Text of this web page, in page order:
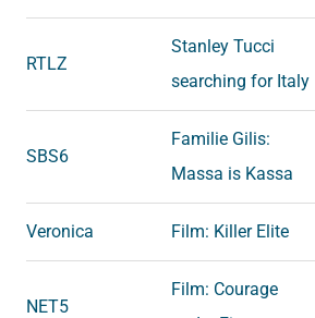
RTLZ
Stanley Tucci
searching for Italy
SBS6
Familie Gilis:
Massa is Kassa
Veronica Film: Killer Elite
NET5
Film: Courage